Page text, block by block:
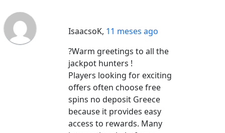
IsaacsoK, 11 meses ago
?Warm greetings to all the
jackpot hunters !
Players looking for exciting
offers often choose free
spins no deposit Greece
because it provides easy
access to rewards. Many